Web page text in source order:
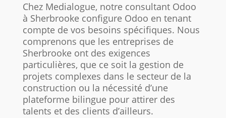
Chez Medialogue, notre consultant Odoo
à Sherbrooke configure Odoo en tenant
compte de vos besoins spécifiques. Nous
comprenons que les entreprises de
Sherbrooke ont des exigences
particulières, que ce soit la gestion de
projets complexes dans le secteur de la
construction ou la nécessité d’une
plateforme bilingue pour attirer des
talents et des clients d’ailleurs.